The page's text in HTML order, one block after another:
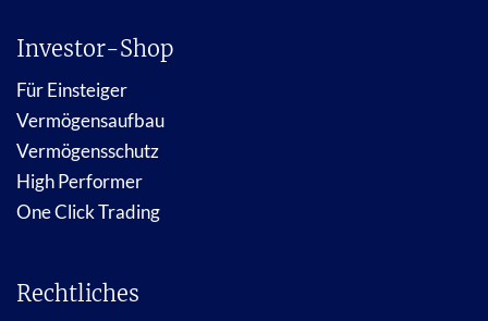
Investor-Shop
Für Einsteiger
Vermögensaufbau
Vermögensschutz
High Performer
One Click Trading
Rechtliches